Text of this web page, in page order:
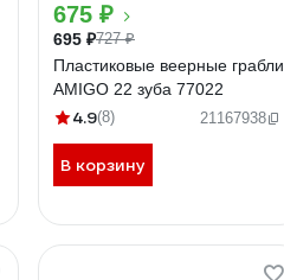
675 ₽
695 ₽727 ₽
Пластиковые веерные грабли
AMIGO 22 зуба 77022
4.9(8) 21167938
В корзину